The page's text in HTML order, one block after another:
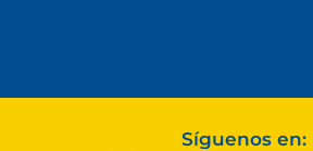
Síguenos en: